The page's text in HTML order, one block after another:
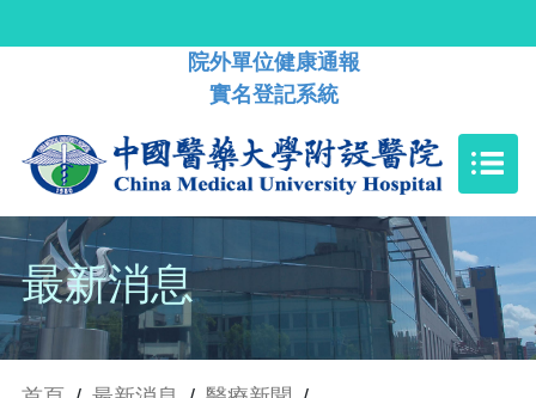
院外單位健康通報
實名登記系統
最新消息